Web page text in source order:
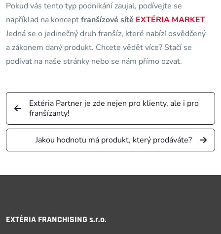
Pokud vás tento typ podnikání zaujal, podívejte se
například na konceptfranšízové sítě EXTÉRIA MARKET.
Jedná se o jedinečný druh franšíz, které nabízí osvědčený
a zákonem daný produkt. Chcete vědět více? Stačí se
podívat na naše stránky nebo se nám přímo ozvat.
Extéria Partner je zde nejen pro klienty, ale i pro
franšízanty!
Jakou hodnotu má produkt, který prodáváte?
EXTÉRIA FRANCHISING s.r.o.